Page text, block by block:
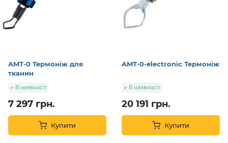
AMT-0 Термоніж для
тканин
В наявності
7 297 грн.
Купити
AMT-0-electronic Термоніж
В наявності
20 191 грн.
Купити